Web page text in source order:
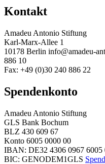
Kontakt
Amadeu Antonio Stiftung
Karl-Marx-Allee 1
10178 Berlin info@amadeu-
886 10
Fax: +49 (0)30 240 886 22
Spendenkonto
Amadeu Antonio Stiftung
GLS Bank Bochum
BLZ 430 609 67
Konto 6005 0000 00
IBAN: DE32 4306 0967 6005
BIC: GENODEM1GLS